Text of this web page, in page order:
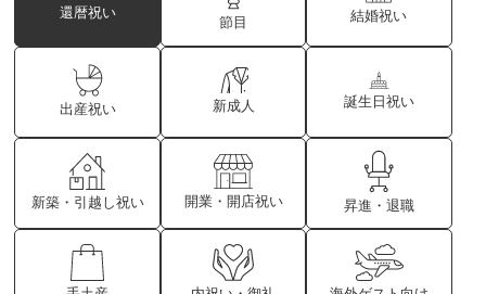
還暦祝い
節目 結婚祝い
出産祝い 新成人 誕生日祝い
新築・引越し祝い 開業・開店祝い 昇進・退職